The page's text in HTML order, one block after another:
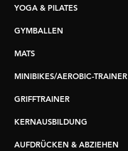
YOGA & PILATES
GYMBALLEN
MATS
MINIBIKES/AEROBIC-TRAINER
GRIFFTRAINER
KERNAUSBILDUNG
AUFDRÜCKEN & ABZIEHEN